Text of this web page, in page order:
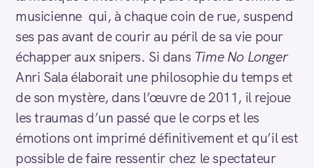
musicienne qui, à chaque coin de rue, suspend
ses pas avant de courir au péril de sa vie pour
échapper aux snipers. Si dans Time No Longer
Anri Sala élaborait une philosophie du temps et
de son mystère, dans l’œuvre de 2011, il rejoue
les traumas d’un passé que le corps et les
émotions ont imprimé définitivement et qu’il est
possible de faire ressentir chez le spectateur